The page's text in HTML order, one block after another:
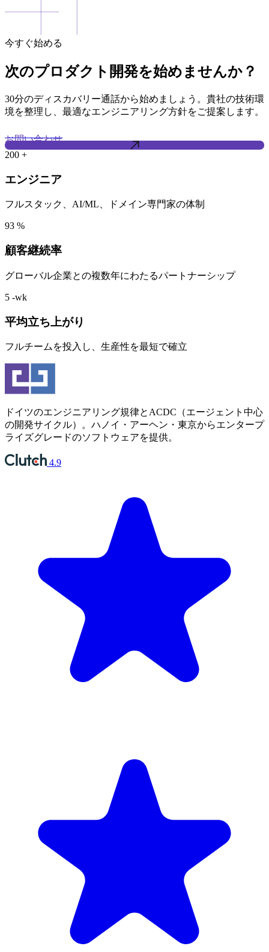
今すぐ始める
次のプロダクト開発を始めませんか？
30分のディスカバリー通話から始めましょう。貴社の技術環
境を整理し、最適なエンジニアリング方針をご提案します。
お問い合わせ
200 +
エンジニア
フルスタック、AI/ML、ドメイン専門家の体制
93 %
顧客継続率
グローバル企業との複数年にわたるパートナーシップ
5 -wk
平均立ち上がり
フルチームを投入し、生産性を最短で確立
ドイツのエンジニアリング規律とACDC（エージェント中心
の開発サイクル）。ハノイ・アーヘン・東京からエンタープ
ライズグレードのソフトウェアを提供。
4.9